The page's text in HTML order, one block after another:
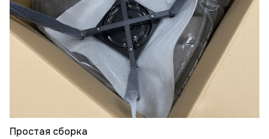
Простая сборка